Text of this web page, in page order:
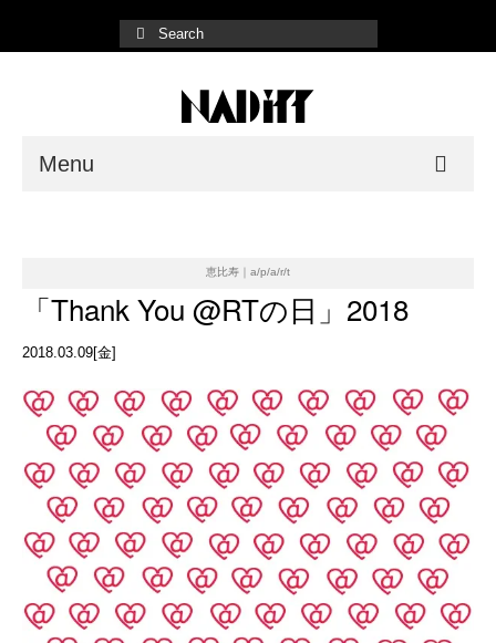
Menu
Shop List
Online Store
恵比寿｜a/p/a/r/t
「Thank You @RTの日」2018
2018.03.09[金]